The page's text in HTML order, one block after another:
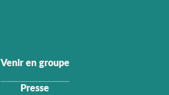
Venir en groupe
Presse